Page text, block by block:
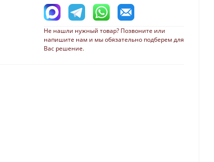
Не нашли нужный товар? Позвоните или
напишите нам и мы обязательно подберем для
Вас решение.